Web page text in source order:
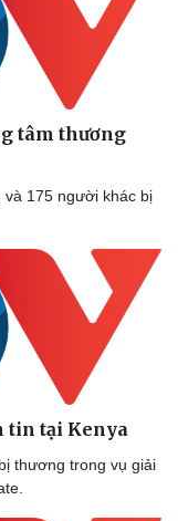
tâm thương
175 người khác bị
tin tại Kenya
thương trong vụ giải